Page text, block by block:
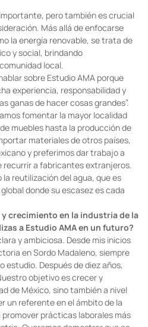
creo que la informalidad
mexicana puede afectar la
en los proyectos de
pero también es crucial
Más allá de enfocarse
la energía renovable, se trata de
y social, brindando
local.
sobre Estudio AMA porque
experiencia, responsabilidad y
ganas de hacer cosas grandes”.
fomentar la mayor localidad
muebles hasta la producción de
materiales de otros países,
y preferimos dar trabajo a
recurrir a fabricantes extranjeros.
reutilización del agua, que es
donde su escasez es cada
crecimiento en la industria de la
a Estudio AMA en un futuro?
y ambiciosa. Desde mis inicios
en Sordo Madaleno, siempre
estudio. Después de diez años,